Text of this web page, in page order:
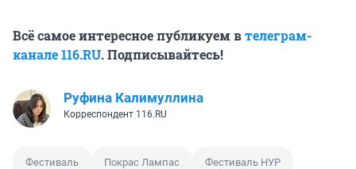
Всё самое интересное публикуем втелеграм-
канале 116.RU. Подписывайтесь!
Руфина Калимуллина
Корреспондент 116.RU
Фестиваль Покрас Лампас Фестиваль НУР